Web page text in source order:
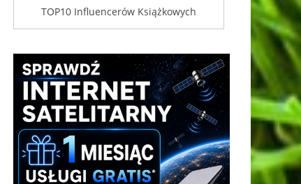
TOP10 Influencerów Książkowych